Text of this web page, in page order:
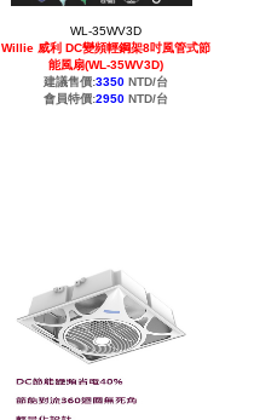
WL-35WV3D
Willie 威利 DC變頻輕鋼架8吋風管式節
能風扇(WL-35WV3D)
建議售價:3350NTD/台
會員特價:2950NTD/台